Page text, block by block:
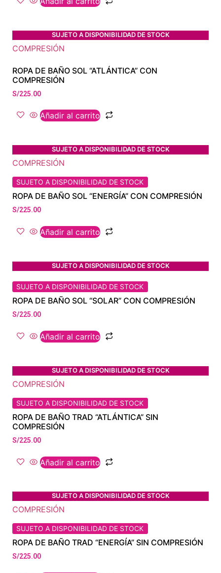
SUJETO A DISPONIBILIDAD DE STOCK
ROPA DE BAÑO SOL “ATLÁNTICA” CON
COMPRESIÓN
S/225.00
Añadir al carrito
SUJETO A DISPONIBILIDAD DE STOCK
SUJETO A DISPONIBILIDAD DE STOCK
ROPA DE BAÑO SOL “ENERGÍA” CON COMPRESIÓN
S/225.00
Añadir al carrito
SUJETO A DISPONIBILIDAD DE STOCK
SUJETO A DISPONIBILIDAD DE STOCK
ROPA DE BAÑO SOL “SOLAR” CON COMPRESIÓN
S/225.00
Añadir al carrito
SUJETO A DISPONIBILIDAD DE STOCK
SUJETO A DISPONIBILIDAD DE STOCK
ROPA DE BAÑO TRAD “ATLÁNTICA” SIN
COMPRESIÓN
S/225.00
Añadir al carrito
SUJETO A DISPONIBILIDAD DE STOCK
SUJETO A DISPONIBILIDAD DE STOCK
ROPA DE BAÑO TRAD “ENERGÍA” SIN COMPRESIÓN
S/225.00